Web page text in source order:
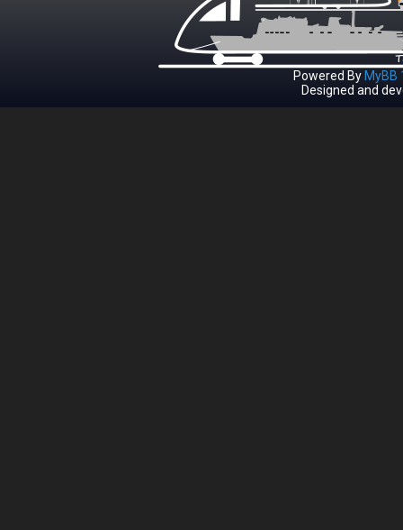
Powered By MyBB
Designed and